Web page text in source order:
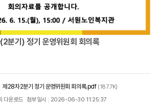
분기) 정기 운영위원회 회의록
제28차2분기 정기 운영위원회 회의록.pdf (187.7K)
다운로드 첨부일시 : 2026-06-30 11:25:37